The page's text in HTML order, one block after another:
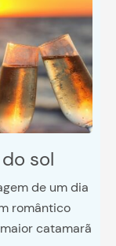
sol
de um dia
romântico
catamarã